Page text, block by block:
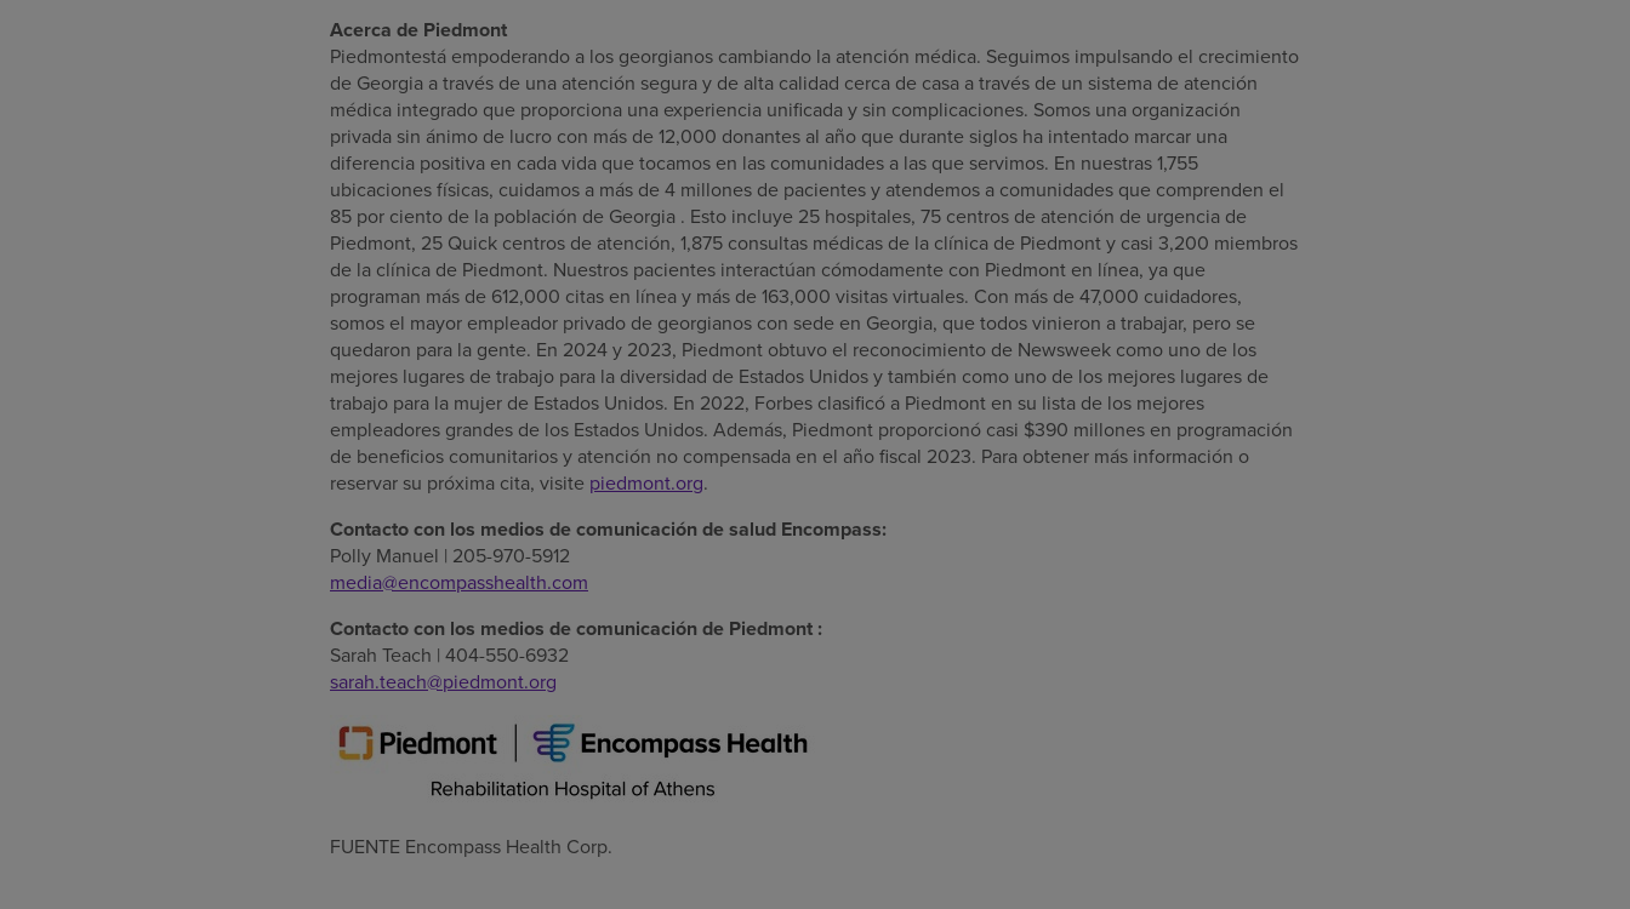
Acerca de Piedmont
Piedmontestá empoderando a los georgianos cambiando la atención médica. Seguimos impulsando el crecimiento
de Georgia a través de una atención segura y de alta calidad cerca de casa a través de un sistema de atención
médica integrado que proporciona una experiencia unificada y sin complicaciones. Somos una organización
privada sin ánimo de lucro con más de 12,000 donantes al año que durante siglos ha intentado marcar una
diferencia positiva en cada vida que tocamos en las comunidades a las que servimos. En nuestras 1,755
ubicaciones físicas, cuidamos a más de 4 millones de pacientes y atendemos a comunidades que comprenden el
85 por ciento de la población de Georgia . Esto incluye 25 hospitales, 75 centros de atención de urgencia de
Piedmont, 25 Quick centros de atención, 1,875 consultas médicas de la clínica de Piedmont y casi 3,200 miembros
de la clínica de Piedmont. Nuestros pacientes interactúan cómodamente con Piedmont en línea, ya que
programan más de 612,000 citas en línea y más de 163,000 visitas virtuales. Con más de 47,000 cuidadores,
somos el mayor empleador privado de georgianos con sede en Georgia, que todos vinieron a trabajar, pero se
quedaron para la gente. En 2024 y 2023, Piedmont obtuvo el reconocimiento de Newsweek como uno de los
mejores lugares de trabajo para la diversidad de Estados Unidos y también como uno de los mejores lugares de
trabajo para la mujer de Estados Unidos. En 2022, Forbes clasificó a Piedmont en su lista de los mejores
empleadores grandes de los Estados Unidos. Además, Piedmont proporcionó casi $390 millones en programación
de beneficios comunitarios y atención no compensada en el año fiscal 2023. Para obtener más información o
reservar su próxima cita, visite piedmont.org.
Contacto con los medios de comunicación de salud Encompass:
Polly Manuel | 205-970-5912
media@encompasshealth.com
Contacto con los medios de comunicación de Piedmont :
Sarah Teach | 404-550-6932
sarah.teach@piedmont.org
FUENTE Encompass Health Corp.